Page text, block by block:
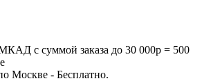
с суммой заказа до 30 000р = 500
Москве - Бесплатно.